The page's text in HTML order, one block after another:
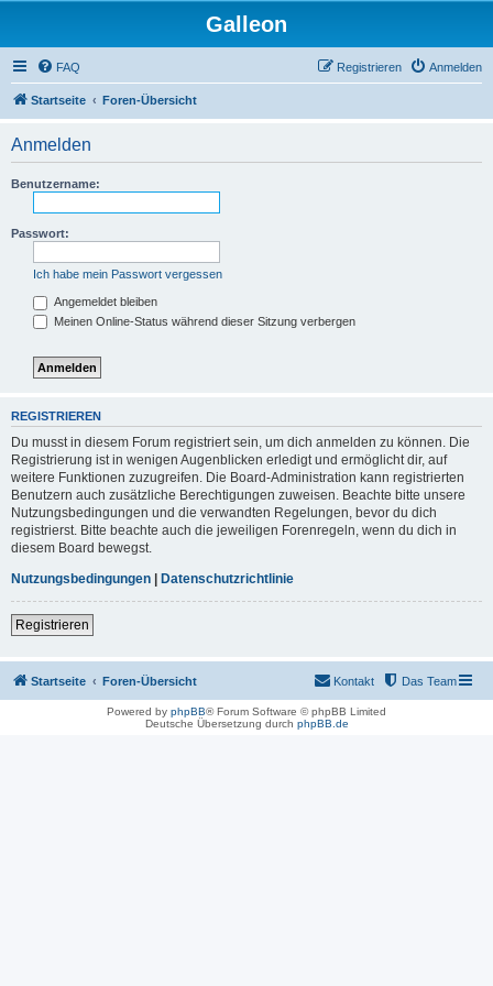
Galleon
FAQ Anmelden
Registrieren
Startseite Foren-Übersicht
Anmelden
Benutzername:
Passwort:
Ich habe mein Passwort vergessen
Angemeldet bleiben
Meinen Online-Status während dieser Sitzung verbergen
REGISTRIEREN
Du musst in diesem Forum registriert sein, um dich anmelden zu können. Die
Registrierung ist in wenigen Augenblicken erledigt und ermöglicht dir, auf
weitere Funktionen zuzugreifen. Die Board-Administration kann registrierten
Benutzern auch zusätzliche Berechtigungen zuweisen. Beachte bitte unsere
Nutzungsbedingungen und die verwandten Regelungen, bevor du dich
registrierst. Bitte beachte auch die jeweiligen Forenregeln, wenn du dich in
diesem Board bewegst.
Nutzungsbedingungen | Datenschutzrichtlinie
Registrieren
Startseite Foren-Übersicht Das Team
Kontakt
Powered by phpBB® Forum Software © phpBB Limited
Deutsche Übersetzung durch phpBB.de